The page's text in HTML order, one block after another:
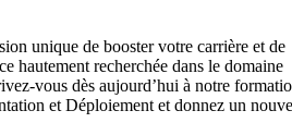
unique de booster votre carrière et de
hautement recherchée dans le domaine
vous dès aujourd’hui à notre
et Déploiement et donnez un